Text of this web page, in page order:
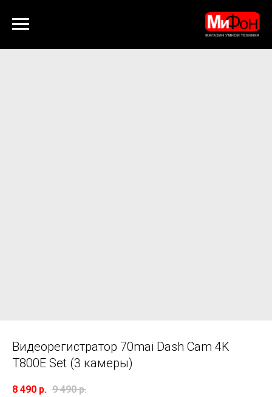
Видеорегистратор 70mai Dash Cam 4K
T800E Set (3 камеры)
8 490 р. 9 490 р.